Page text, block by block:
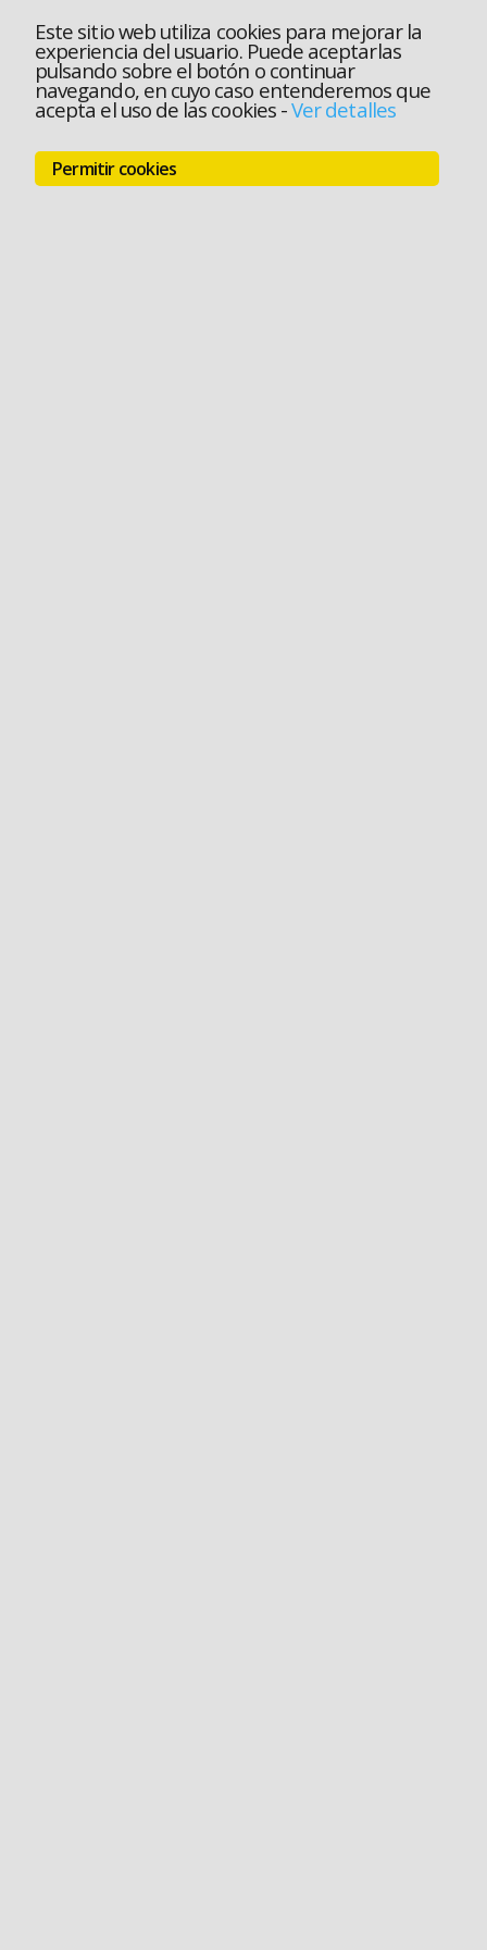
Este sitio web utiliza cookies para mejorar la
experiencia del usuario. Puede aceptarlas
pulsando sobre el botón o continuar
navegando, en cuyo caso entenderemos que
acepta el uso de las cookies-Ver detalles
Permitir cookies